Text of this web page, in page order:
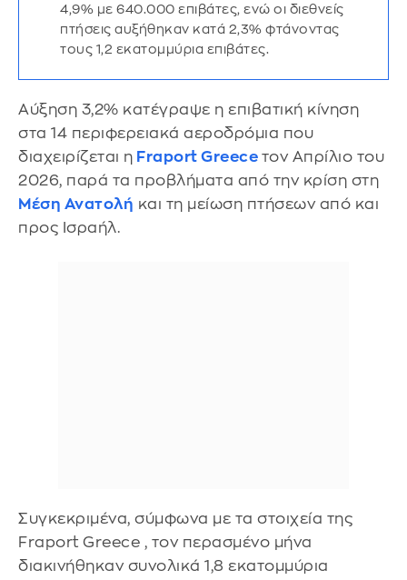
4,9% με 640.000 επιβάτες, ενώ οι διεθνείς
πτήσεις αυξήθηκαν κατά 2,3% φτάνοντας
τους 1,2 εκατομμύρια επιβάτες.
Αύξηση 3,2% κατέγραψε η επιβατική κίνηση
στα 14 περιφερειακά αεροδρόμια που
διαχειρίζεται η Fraport Greece τον Απρίλιο του
2026, παρά τα προβλήματα από την κρίση στη
Μέση Ανατολή και τη μείωση πτήσεων από και
προς Ισραήλ.
Συγκεκριμένα, σύμφωνα με τα στοιχεία της
Fraport Greece , τον περασμένο μήνα
διακινήθηκαν συνολικά 1,8 εκατομμύρια